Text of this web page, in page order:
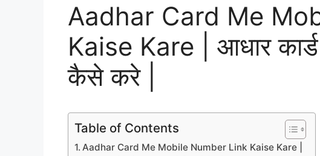
Aadhar Card Me
Kaise Kare | आधार
कैसे करे |
Table of Contents
Aadhar Card Me Mobile Number Link Kaise Kare |